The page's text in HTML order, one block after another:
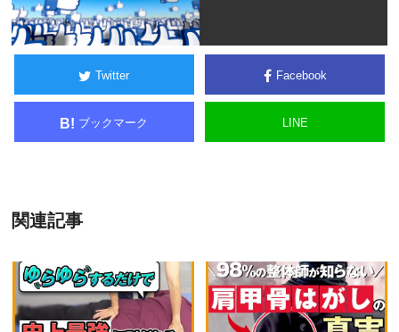
Twitter Facebook
B! ブックマーク LINE
関連記事